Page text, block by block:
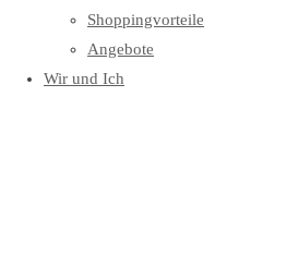
Shoppingvorteile
Angebote
Wir und Ich